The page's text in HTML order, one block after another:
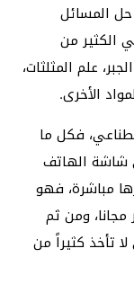
المسائل
الكثير من
علم المثلثات،
الأخرى.
فكل ما
شاشة الهاتف
مباشرة، فهو
ومن ثم
تأخذ كثيراً من